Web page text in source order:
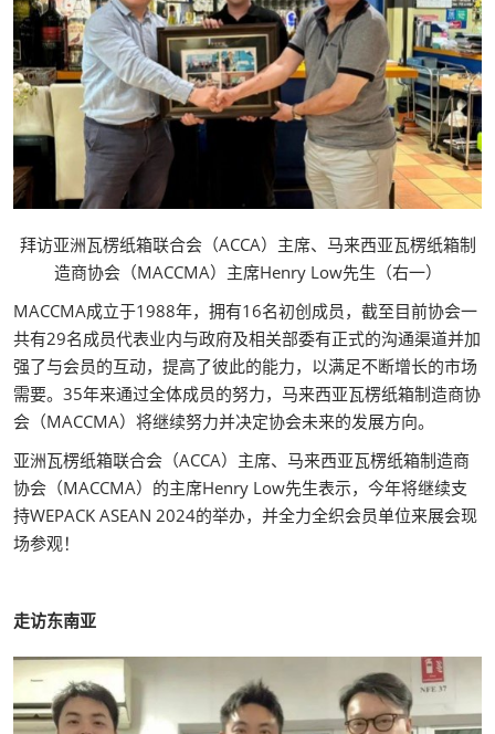
拜访亚洲瓦楞纸箱联合会（ACCA）主席、马来西亚瓦楞纸箱制
造商协会（MACCMA）主席Henry Low先生（右一）
MACCMA成立于1988年，拥有16名初创成员，截至目前协会一
共有29名成员代表业内与政府及相关部委有正式的沟通渠道并加
强了与会员的互动，提高了彼此的能力，以满足不断增长的市场
需要。35年来通过全体成员的努力，马来西亚瓦楞纸箱制造商协
会（MACCMA）将继续努力并决定协会未来的发展方向。
亚洲瓦楞纸箱联合会（ACCA）主席、马来西亚瓦楞纸箱制造商
协会（MACCMA）的主席Henry Low先生表示，今年将继续支
持WEPACK ASEAN 2024的举办，并全力全织会员单位来展会现
场参观！
走访东南亚